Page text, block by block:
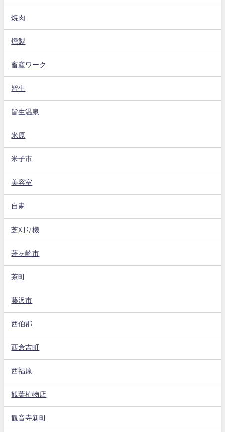
焼肉
燻製
畜産ワーク
皆生
皆生温泉
米原
米子市
美容室
自粛
芝刈り機
茅ヶ崎市
茶町
藤沢市
西伯郡
西倉吉町
西福原
観葉植物店
観音寺新町